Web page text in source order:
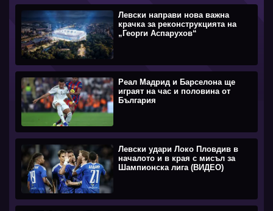
Левски направи нова важна
крачка за реконструкцията на
„Георги Аспарухов“
Реал Мадрид и Барселона ще
играят на час и половина от
България
Левски удари Локо Пловдив в
началото и в края с мисъл за
Шампионска лига (ВИДЕО)